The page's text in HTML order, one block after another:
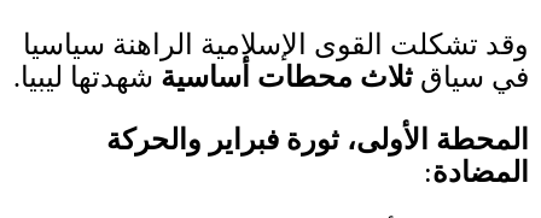
وقد تشكلت القوى الإسلامية الراهنة سياسيا
في سياق ثلاث محطات أساسية شهدتها ليبيا.
المحطة الأولى، ثورة فبراير والحركة
المضادة: